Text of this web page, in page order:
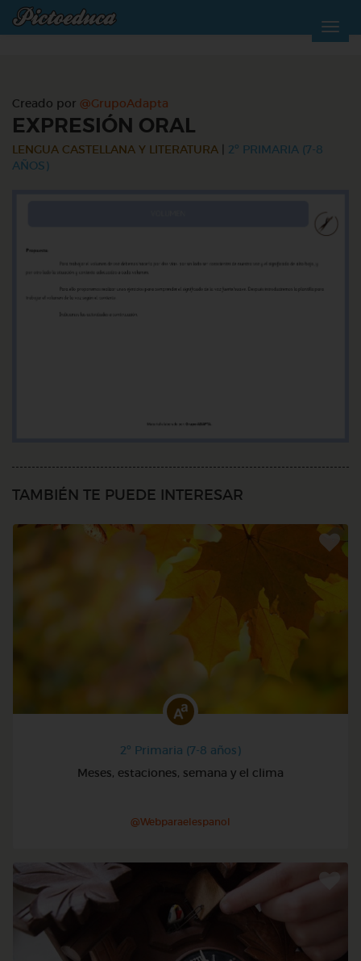
Creado por @GrupoAdapta
EXPRESIÓN ORAL
LENGUA CASTELLANA Y LITERATURA
2º PRIMARIA (7-8
AÑOS)
TAMBIÉN TE PUEDE INTERESAR
2º Primaria (7-8 años)
Meses, estaciones, semana y el clima
@Webparaelespanol